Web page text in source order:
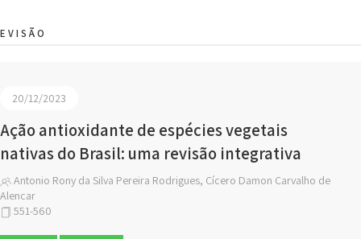
20/12/2023
Ação antioxidante de espécies vegetais
nativas do Brasil: uma revisão integrativa
Antonio Rony da Silva Pereira Rodrigues, Cícero Damon Carvalho de
Alencar
551-560